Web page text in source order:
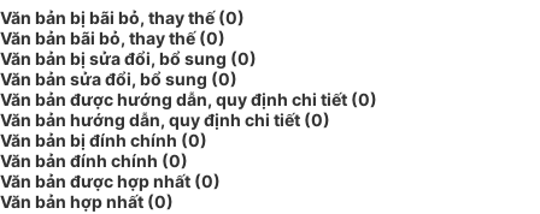
Văn bản bị bãi bỏ, thay thế (0)
Văn bản bãi bỏ, thay thế (0)
Văn bản bị sửa đổi, bổ sung (0)
Văn bản sửa đổi, bổ sung (0)
Văn bản được hướng dẫn, quy định chi tiết (0)
Văn bản hướng dẫn, quy định chi tiết (0)
Văn bản bị đính chính (0)
Văn bản đính chính (0)
Văn bản được hợp nhất (0)
Văn bản hợp nhất (0)